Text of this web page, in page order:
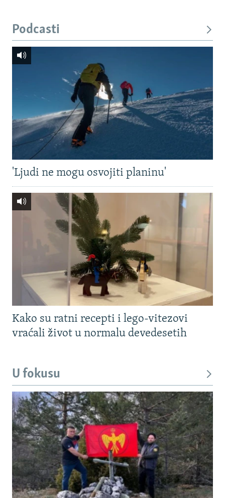
Podcasti
'Ljudi ne mogu osvojiti planinu'
Kako su ratni recepti i lego-vitezovi
vraćali život u normalu devedesetih
U fokusu